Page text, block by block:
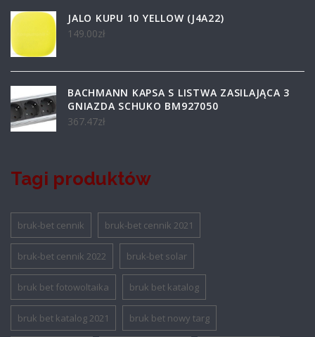
JALO KUPU 10 YELLOW (J4A22)
149.00zł
BACHMANN KAPSA S LISTWA ZASILAJĄCA 3
GNIAZDA SCHUKO BM927050
367.47zł
Tagi produktów
bruk-bet cennik bruk-bet cennik 2021
bruk-bet cennik 2022 bruk-bet solar
bruk bet fotowoltaika bruk bet katalog
bruk bet katalog 2021 bruk bet nowy targ